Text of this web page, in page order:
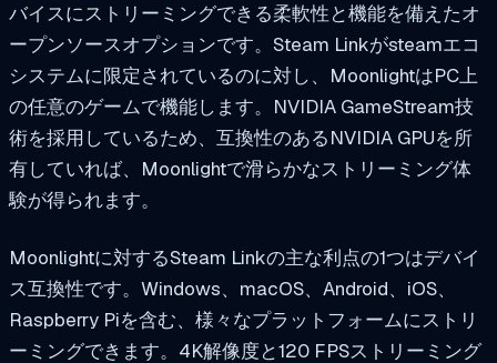
バイスにストリーミングできる柔軟性と機能を備えたオ
ープンソースオプションです。Steam Linkがsteamエコ
システムに限定されているのに対し、MoonlightはPC上
の任意のゲームで機能します。NVIDIA GameStream技
術を採用しているため、互換性のあるNVIDIA GPUを所
有していれば、Moonlightで滑らかなストリーミング体
験が得られます。
Moonlightに対するSteam Linkの主な利点の1つはデバイ
ス互換性です。Windows、macOS、Android、iOS、
Raspberry Piを含む、様々なプラットフォームにストリ
ーミングできます。4K解像度と120 FPSストリーミング